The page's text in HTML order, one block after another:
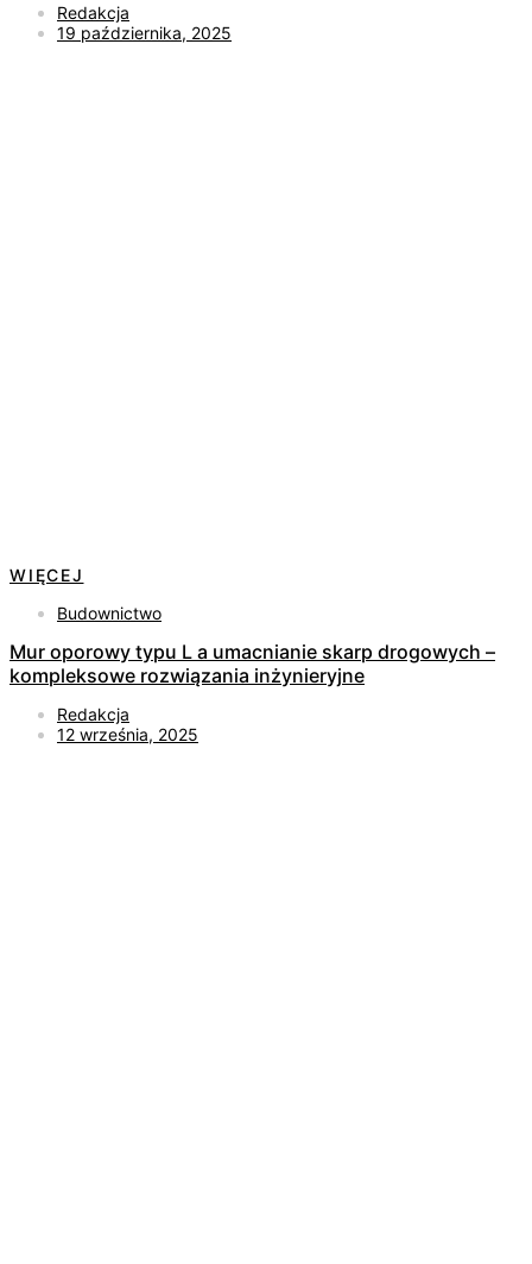
Redakcja
19 października, 2025
WIĘCEJ
Budownictwo
Mur oporowy typu L a umacnianie skarp drogowych –
kompleksowe rozwiązania inżynieryjne
Redakcja
12 września, 2025